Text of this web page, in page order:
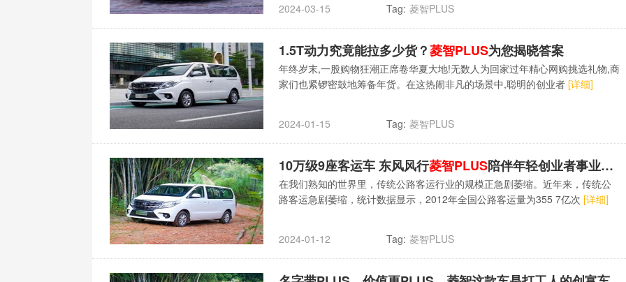
2024-03-15 Tag: 菱智PLUS
1.5T动力究竟能拉多少货？菱智PLUS为您揭晓答案
年终岁末,一股购物狂潮正席卷华夏大地!无数人为回家过年精心网购挑选礼物,商
家们也紧锣密鼓地筹备年货。在这热闹非凡的场景中,聪明的创业者 [详细]
2024-01-15 Tag: 菱智PLUS
10万级9座客运车 东风风行菱智PLUS陪伴年轻创业者事业腾飞
在我们熟知的世界里，传统公路客运行业的规模正急剧萎缩。近年来，传统公
路客运急剧萎缩，统计数据显示，2012年全国公路客运量为355 7亿次 [详细]
2024-01-12 Tag: 菱智PLUS